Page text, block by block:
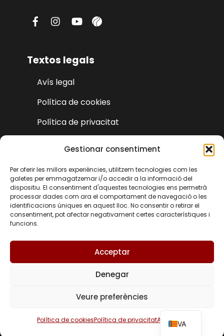
Gestionar consentiment
Per oferir les millors experiències, utilitzem tecnologies com les
galetes per emmagatzemar i/o accedir a la informació del
dispositiu. El consentiment d'aquestes tecnologies ens permetrà
processar dades com ara el comportament de navegació o les
identificacions úniques en aquest lloc. No consentir o retirar el
consentiment, pot afectar negativament certes característiques i
funcions.
Acceptar
Denegar
Veure preferències
Política de cookiesPolítica de privacitatAvís legal
Textos legals
Avís legal
Política de cookies
Política de privacitat
© Turisme Castielfabib 2025 | Disseny i
desenvolupament web deAccessia Solucions
VA